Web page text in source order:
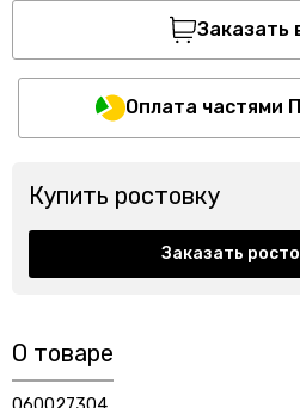
Заказать
Оплата частями
Купить ростовку
Заказать
О товаре